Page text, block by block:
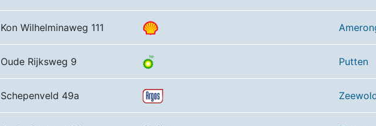
Kon Wilhelminaweg 111
Oude Rijksweg 9 Putten
Schepenveld 49a